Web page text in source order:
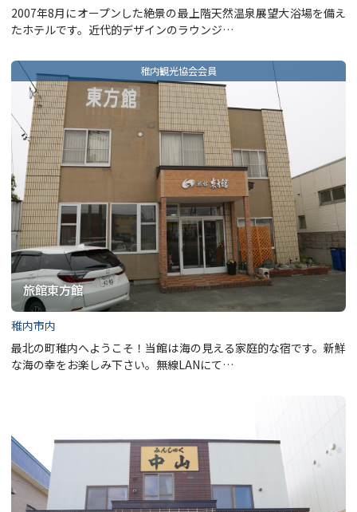
2007年8月にオープンした絶景の最上階天然温泉展望大浴場を備え
たホテルです。近代的デザインのラウンジ…
旅館東方館
稚内市内
最北の町稚内へようこそ！当館は海の見える家庭的な宿です。新鮮
な海の幸をお楽しみ下さい。無線LANにて…